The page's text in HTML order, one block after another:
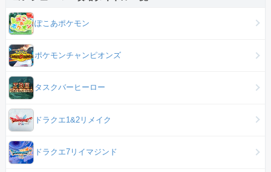
ぽこあポケモン
ポケモンチャンピオンズ
タスクバーヒーロー
ドラクエ1&2リメイク
ドラクエ7リイマジンド